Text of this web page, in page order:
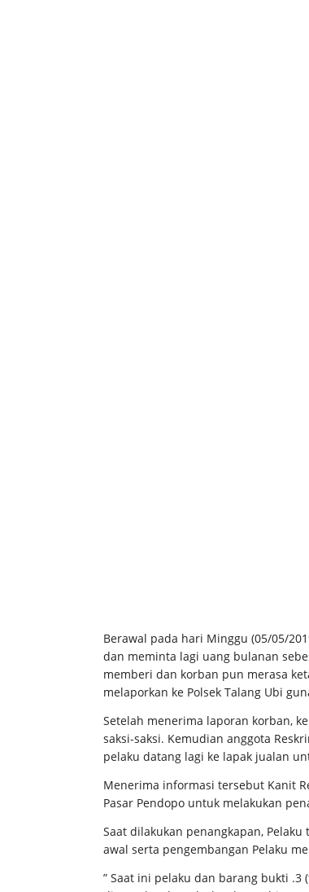
Berawal pada hari Minggu (05/05/
dan meminta lagi uang bulanan
memberi dan korban pun merasa
melaporkan ke Polsek Talang Ubi
Setelah menerima laporan korban,
saksi-saksi. Kemudian anggota
pelaku datang lagi ke lapak jualan
Menerima informasi tersebut Kanit
Pasar Pendopo untuk melakukan
Saat dilakukan penangkapan,
awal serta pengembangan Pelaku
” Saat ini pelaku dan barang bukti